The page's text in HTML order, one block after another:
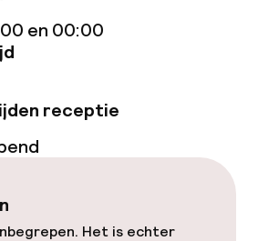
en 00:00
receptie
Het is echter